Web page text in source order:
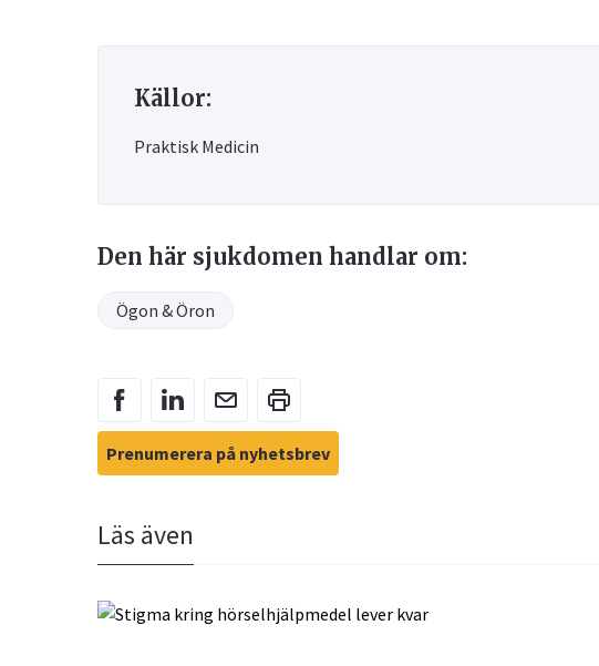
Källor:
Praktisk Medicin
Den här sjukdomen handlar om:
Ögon & Öron
Prenumerera på nyhetsbrev
Läs även